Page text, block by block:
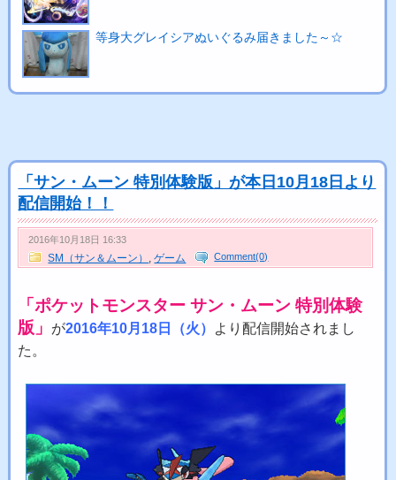
等身大グレイシアぬいぐるみ届きました～☆
「サン・ムーン 特別体験版」が本日10月18日より
配信開始！！
2016年10月18日 16:33
SM（サン＆ムーン） ,ゲーム Comment(0)
「ポケットモンスター サン・ムーン 特別体験
版」
が2016年10月18日（火） より配信開始されまし
た。